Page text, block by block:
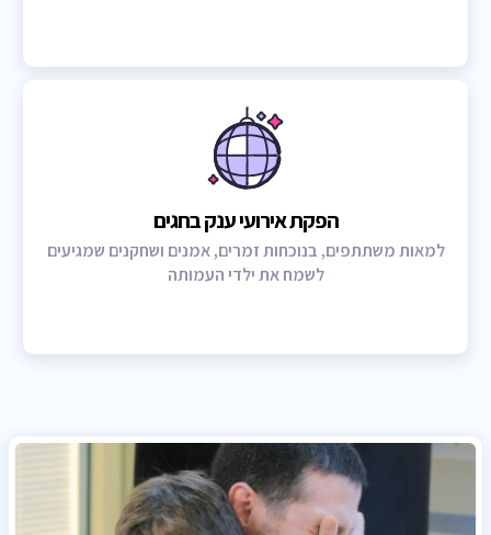
הפקת אירועי ענק בחגים
למאות משתתפים, בנוכחות זמרים, אמנים ושחקנים שמגיעים
לשמח את ילדי העמותה